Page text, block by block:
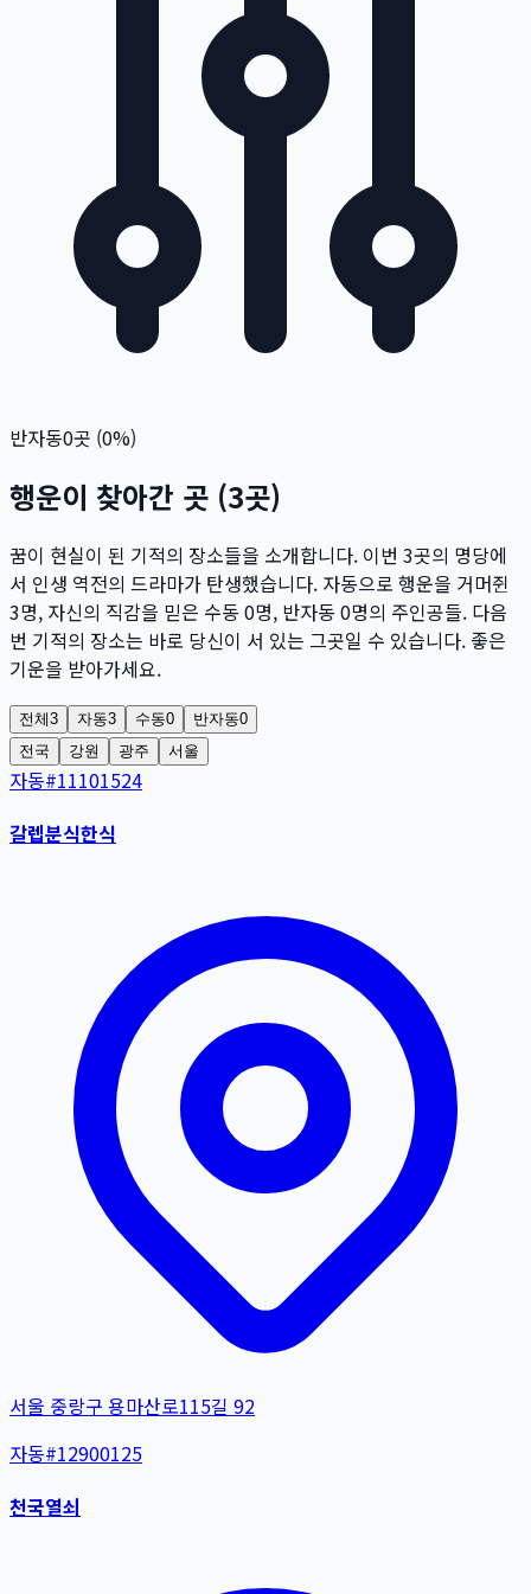
반자동0곳 (0%)
행운이 찾아간 곳 (3곳)
꿈이 현실이 된 기적의 장소들을 소개합니다. 이번 3곳의 명당에
서 인생 역전의 드라마가 탄생했습니다. 자동으로 행운을 거머쥔
3명, 자신의 직감을 믿은 수동 0명, 반자동 0명의 주인공들. 다음
번 기적의 장소는 바로 당신이 서 있는 그곳일 수 있습니다. 좋은
기운을 받아가세요.
전체3 자동3 수동0 반자동0
전국
강원 광주 서울
자동#11101524
갈렙분식한식
서울 중랑구 용마산로115길 92
자동#12900125
천국열쇠